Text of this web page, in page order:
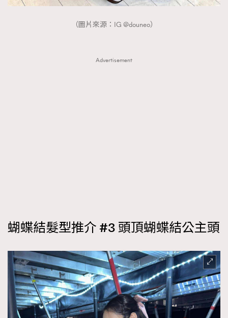
AFrenchMind
DressLikeAParisienne
（圖片來源：IG @douneo）
Advertisement
蝴蝶結髮型推介 #3 頭頂蝴蝶結公主頭